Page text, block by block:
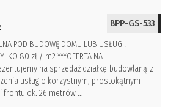
Notatnik
BPP-GS-533
POD BUDOWĘ DOMU LUB USŁUGI!
80 zł / m2 ***OFERTA NA
na sprzedaż działkę budowlaną z
usług o korzystnym, prostokątnym
frontu ok. 26 metrów ...